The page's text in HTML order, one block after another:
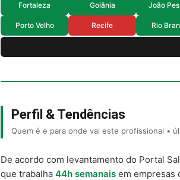
Fortaleza Goiânia João
Porto Velho Recife Rio
Perfil & Tendências
Quem é e para onde vai este profissional •
De acordo com levantamento do Portal
que trabalha 44h semanais em empresas